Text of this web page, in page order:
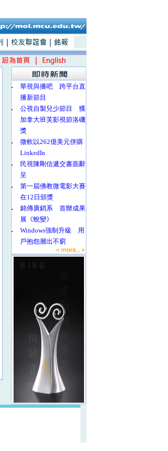
‧
華視與播吧 跨平台直
播新節目
‧
公視自製兒少節目 獲
加拿大班芙影視節洛磯
獎
‧
微軟以262億美元併購
LinkedIn
‧
民視陳剛信遞交書面辭
呈
‧
第一屆佛教微電影大賽
在12日頒獎
‧
銘傳廣銷系 首辦成果
展《蛻變》
‧
Windows強制升級 用
戶抱怨層出不窮